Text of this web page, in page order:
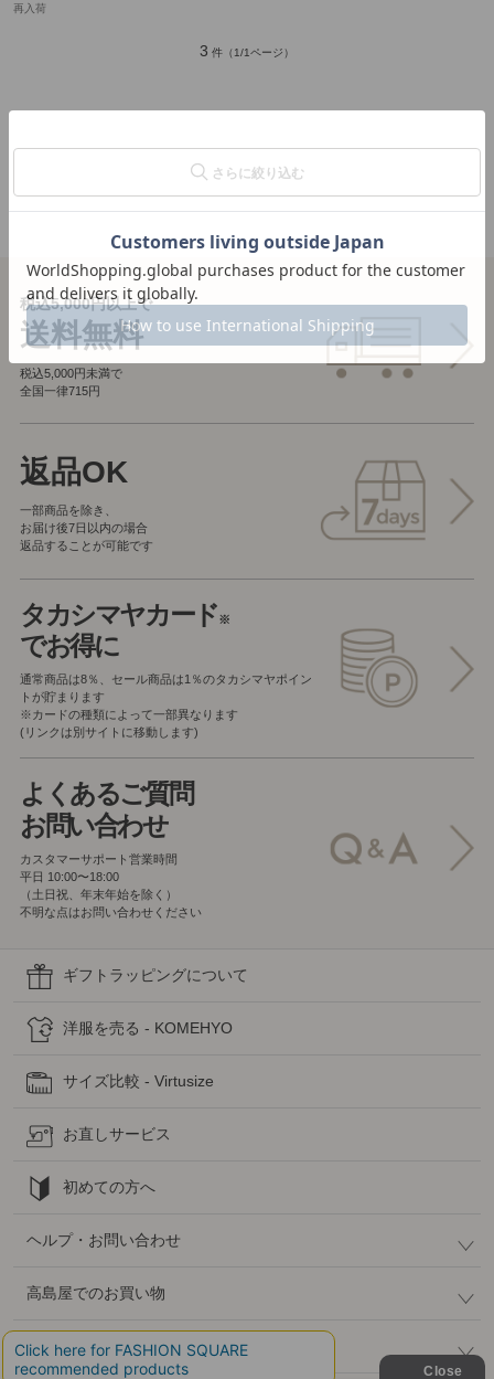
再入荷
3 件（1/1ページ）
さらに絞り込む
税込5,000円以上で
送料無料
税込5,000円未満で
全国一律715円
返品OK
一部商品を除き、
お届け後7日以内の場合
返品することが可能です
タカシマヤカード※
でお得に
通常商品は8％、セール商品は1％のタカシマヤポイン
トが貯まります
※カードの種類によって一部異なります
(リンクは別サイトに移動します)
よくあるご質問
お問い合わせ
カスタマーサポート営業時間
平日 10:00〜18:00
（土日祝、年末年始を除く）
不明な点はお問い合わせください
ギフトラッピングについて
洋服を売る - KOMEHYO
サイズ比較 - Virtusize
お直しサービス
初めての方へ
ヘルプ・お問い合わせ
高島屋でのお買い物
公式SNS